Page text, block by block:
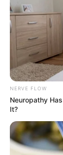
NERVE FLOW
Neuropathy
It?